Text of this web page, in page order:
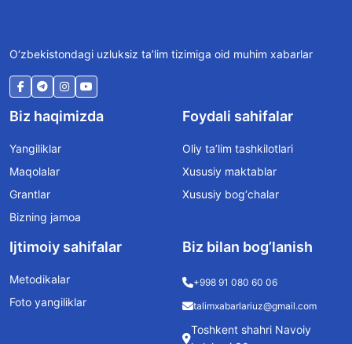
O‘zbekistondagi uzluksiz ta’lim tizimiga oid muhim xabarlar
Biz haqimizda
Yangiliklar
Maqolalar
Grantlar
Bizning jamoa
Foydali sahifalar
Oliy ta’lim tashkilotlari
Xususiy maktablar
Xususiy bog‘chalar
Ijtimoiy sahifalar
Metodikalar
Foto yangiliklar
Biz bilan bog’lanish
+998 91 080 60 06
talimxabarlariuz@gmail.com
Toshkent shahri Navoiy